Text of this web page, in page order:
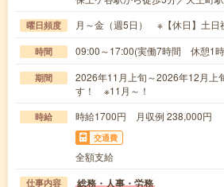
曜日頻度 月～金（週5日） ※【休日】土日
時間 09:00～17:00(実働7時間 休憩1
期間
2026年11月上旬～2026年12月
す！ ※11月～！
時給 時給1700円 月収例 238,000円
交通費
全額支給
仕事内容 総務・人事・労務